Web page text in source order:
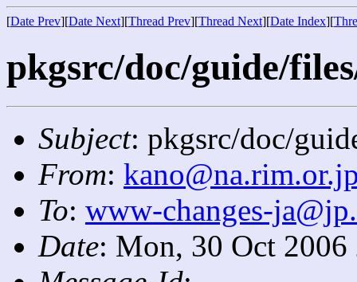
[Date Prev][Date Next][Thread Prev][Thread Next][Date Index][
pkgsrc/doc/guide/
Subject: pkgsrc/doc/
From:
To: www-changes-
Date: Mon, 30 Oct